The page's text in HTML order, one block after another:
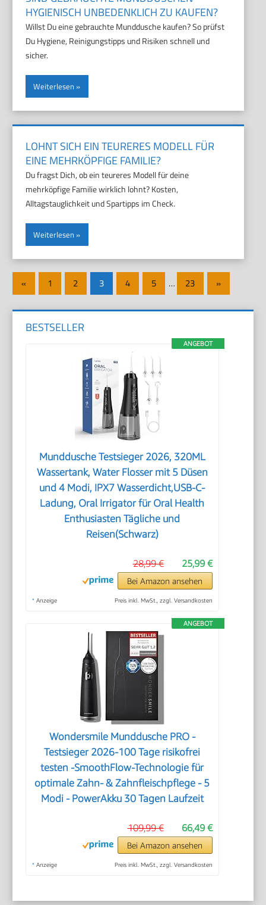
HYGIENISCH UNBEDENKLICH ZU KAUFEN?
Willst Du eine gebrauchte Munddusche kaufen? So prüfst
Du Hygiene, Reinigungstipps und Risiken schnell und
sicher.
Weiterlesen
LOHNT SICH EIN TEURERES MODELL FÜR
EINE MEHRKÖPFIGE FAMILIE?
Du fragst Dich, ob ein teureres Modell für deine
mehrköpfige Familie wirklich lohnt? Kosten,
Alltagstauglichkeit und Spartipps im Check.
Weiterlesen
Seitennummerierung
der
Beiträge
«Vorherige
Beiträge
1 2 3 4 5 … 23
Nächste
Beiträge
»
BESTSELLER
ANGEBOT
Munddusche Testsieger 2026, 320ML
Wassertank, Water Flosser mit 5 Düsen
und 4 Modi, IPX7 Wasserdicht,USB-C-
Ladung, Oral Irrigator für Oral Health
Enthusiasten Tägliche und
Reisen(Schwarz)
25,99 €
28,99 €
Bei Amazon ansehen
* Anzeige Preis inkl. MwSt., zzgl. Versandkosten
ANGEBOT
Wondersmile Munddusche PRO -
Testsieger 2026-100 Tage risikofrei
testen -SmoothFlow-Technologie für
optimale Zahn- & Zahnfleischpflege - 5
Modi - PowerAkku 30 Tagen Laufzeit
66,49 €
109,99 €
Bei Amazon ansehen
* Anzeige Preis inkl. MwSt., zzgl. Versandkosten